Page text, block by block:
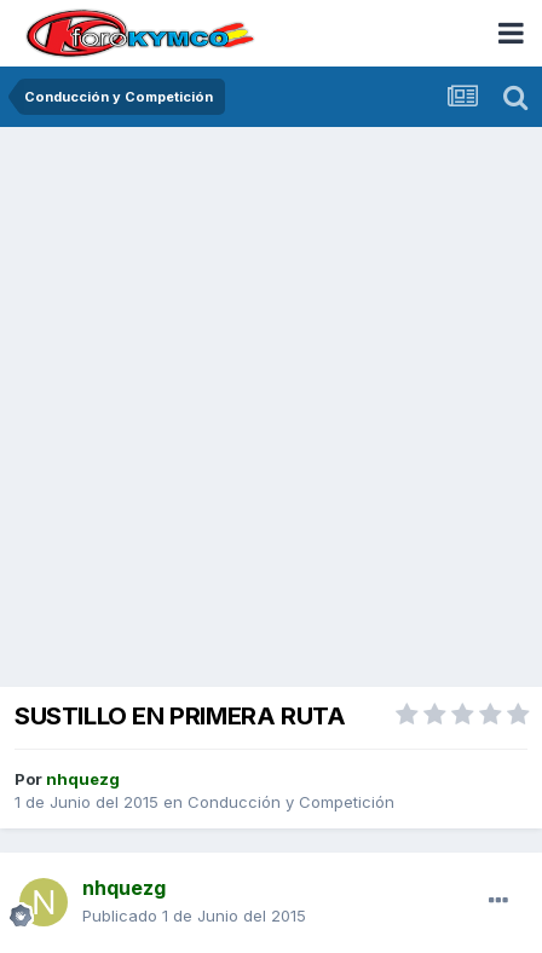
Conducción y Competición
SUSTILLO EN PRIMERA RUTA
Por nhquezg
1 de Junio del 2015 en Conducción y Competición
nhquezg
Publicado 1 de Junio del 2015